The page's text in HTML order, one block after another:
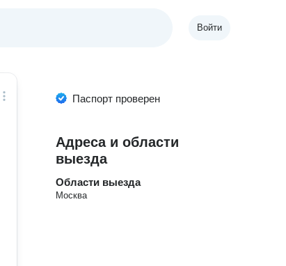
Войти
Паспорт проверен
Адреса и области
выезда
Области выезда
Москва